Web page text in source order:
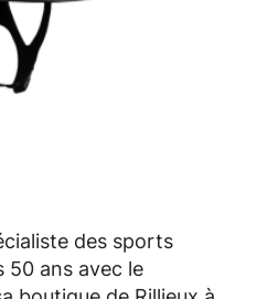
des sports
50 ans avec le